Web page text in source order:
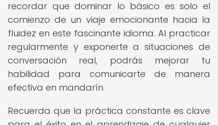
recordar que dominar lo básico es solo el
comienzo de un viaje emocionante hacia la
fluidez en este fascinante idioma. Al practicar
regularmente y exponerte a situaciones de
conversación real, podrás mejorar tu
habilidad para comunicarte de manera
efectiva en mandarín.
Recuerda que la práctica constante es clave